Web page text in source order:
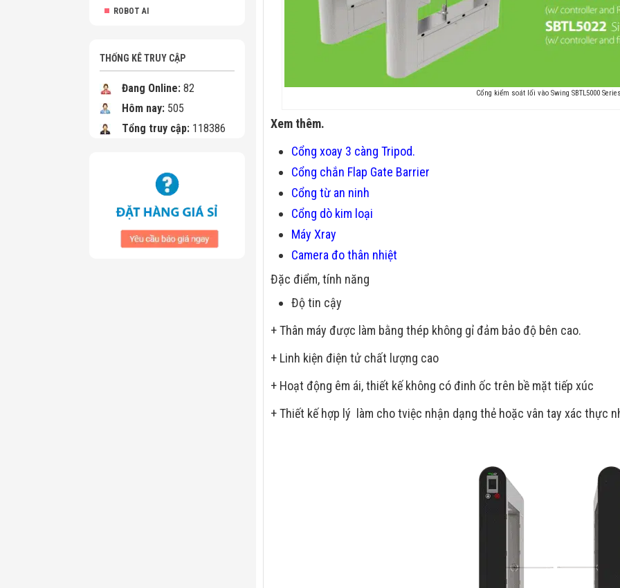
ROBOT AI
THỐNG KÊ TRUY CẬP
Đang Online: 82
Hôm nay: 505
Tổng truy cập: 118386
Cổng kiểm soát lối vào Swing SBTL5000
Xem thêm.
Cổng xoay 3 càng Tripod.
Cổng chắn Flap Gate Barrier
Cổng từ an ninh
Cổng dò kim loại
Máy Xray
Camera đo thân nhiệt
Đặc điểm, tính năng
Độ tin cậy
+ Thân máy được làm bằng thép không gỉ đảm bảo độ bên cao.
+ Linh kiện điện tử chất lượng cao
+ Hoạt động êm ái, thiết kế không có đinh ốc trên bề mặt tiếp xúc
+ Thiết kế hợp lý làm cho tviệc nhận dạng thẻ hoặc vân tay xác thực